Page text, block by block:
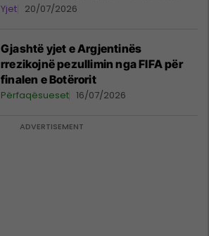
Kupës së Botës
Yjet 20/07/2026
Gjashtë yjet e Argjentinës
rrezikojnë pezullimin nga FIFA për
finalen e Botërorit
Përfaqësueset 16/07/2026